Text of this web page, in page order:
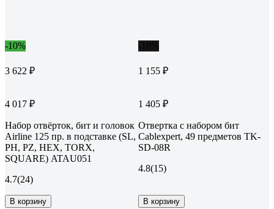
-10%
3 622 ₽
4 017 ₽
Набор отвёрток, бит и головок
Airline 125 пр. в подставке (SL,
PH, PZ, HEX, TORX,
SQUARE) ATAU051
4.7(24)
В корзину
1 155 ₽
1 405 ₽
Отвертка с набором бит
Cablexpert, 49 предметов TK-
SD-08R
4.8(15)
В корзину